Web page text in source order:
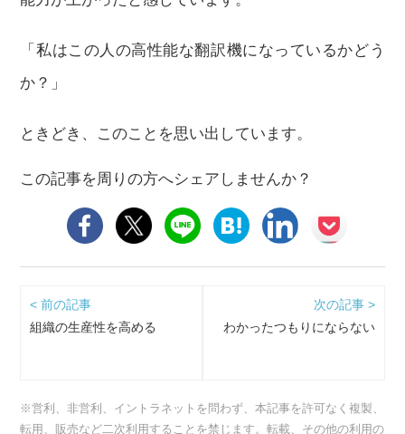
「私はこの人の高性能な翻訳機になっているかどう
か？」
ときどき、このことを思い出しています。
この記事を周りの方へシェアしませんか？
< 前の記事
組織の生産性を高める
次の記事 >
わかったつもりにならない
※営利、非営利、イントラネットを問わず、本記事を許可なく複製、
転用、販売など二次利用することを禁じます。転載、その他の利用の